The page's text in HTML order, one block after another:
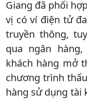
Giang đã phối
vị có ví điện tử
truyền thông,
qua ngân
khách hàng mở
chương trình
hàng sử dụng tài